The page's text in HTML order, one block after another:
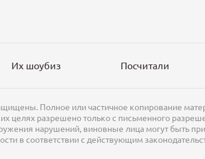
Их шоубиз Посчитали
Полное или частичное копирование
целях разрешено только с письменного
нарушений, виновные лица могут быть
в соответствии с действующим